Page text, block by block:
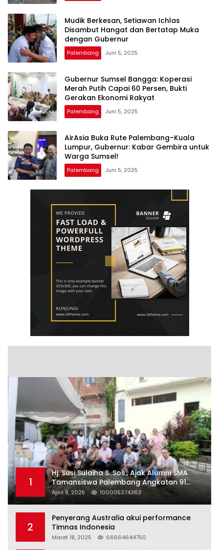
Mudik Berkesan, Setiawan Ichlas
Disambut Hangat dan Bertatap Muka
dengan Gubernur
Palembang Juni 5, 2025
Gubernur Sumsel Bangga: Koperasi
Merah Putih Capai 60 Persen, Bukti
Gerakan Ekonomi Rakyat
Palembang Juni 5, 2025
AirAsia Buka Rute Palembang–Kuala
Lumpur, Gubernur: Kabar Gembira untuk
Warga Sumsel!
Palembang Juni 5, 2025
1
Hj. Susi Sulaiha S. Sos., Ajak Alumni SMA
Tamansiswa Palembang Angkatan 91
Halal Bihalal
April 8, 2025 100005374363
2
Penyerang Australia akui performance
Timnas Indonesia
Maret 18, 2025 66664644750